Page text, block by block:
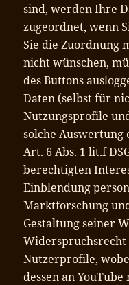
sind, werden Ihre
zugeordnet, wenn
Sie die Zuordnung
nicht wünschen,
des Buttons
Daten (selbst für
Nutzungsprofile
solche Auswertung
Art. 6 Abs. 1 lit.f
berechtigten
Einblendung
Marktforschung
Gestaltung seiner
Widerspruchsrecht
Nutzerprofile,
dessen an